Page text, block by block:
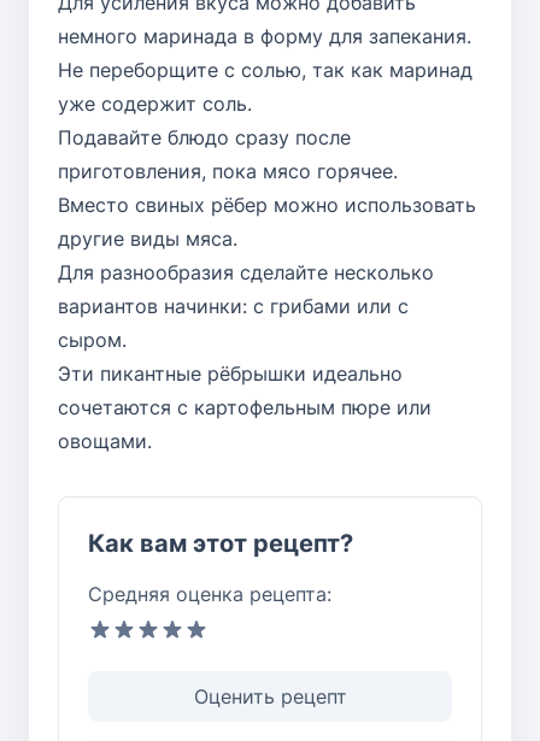
немного маринада в форму для запекания.
Не переборщите с солью, так как маринад
уже содержит соль.
Подавайте блюдо сразу после
приготовления, пока мясо горячее.
Вместо свиных рёбер можно использовать
другие виды мяса.
Для разнообразия сделайте несколько
вариантов начинки: с грибами или с
сыром.
Эти пикантные рёбрышки идеально
сочетаются с картофельным пюре или
овощами.
Как вам этот рецепт?
Средняя оценка рецепта:
Оценить рецепт